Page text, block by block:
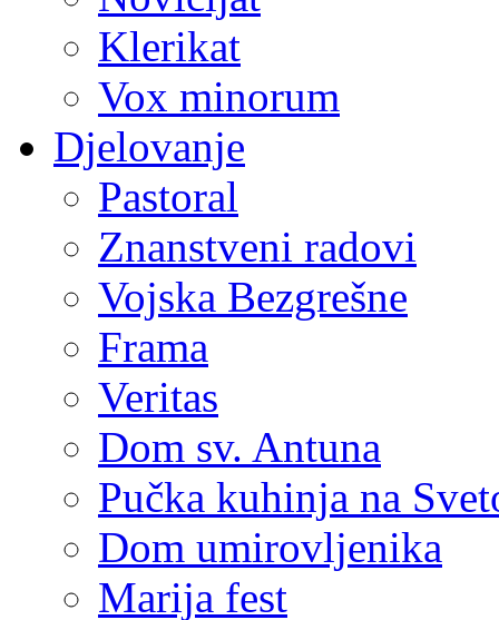
Klerikat
Vox minorum
Djelovanje
Pastoral
Znanstveni radovi
Vojska Bezgrešne
Frama
Veritas
Dom sv. Antuna
Pučka kuhinja na
Dom umirovljenika
Marija fest